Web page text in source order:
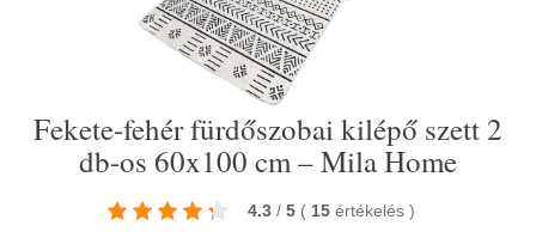
Fekete-fehér fürdőszobai kilépő szett 2
db-os 60x100 cm – Mila Home
4.3 / 5 ( 15 értékelés )